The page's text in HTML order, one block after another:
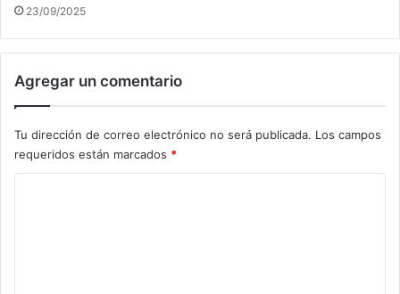
23/09/2025
Agregar un comentario
Tu dirección de correo electrónico no será publicada. Los campos
requeridos están marcados *